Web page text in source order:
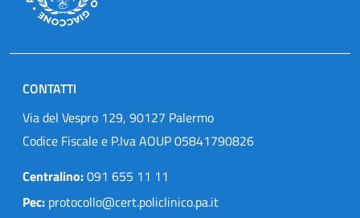
CONTATTI
Via del Vespro 129, 90127 Palermo
Codice Fiscale e P.Iva AOUP 05841790826
Centralino:091 655 11 11
Pec: protocollo@cert.policlinico.pa.it